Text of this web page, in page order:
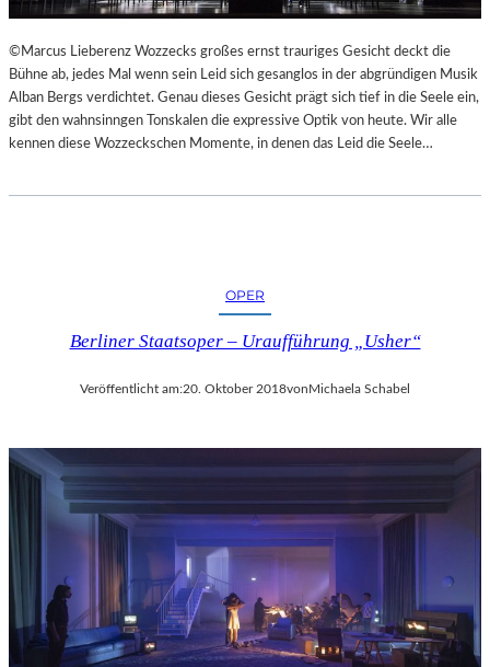
L
S
Ä
U
L
E
G
©Marcus Lieberenz Wozzecks großes ernst trauriges Gesicht deckt die
Bühne ab, jedes Mal wenn sein Leid sich gesanglos in der abgründigen Musik
Alban Bergs verdichtet. Genau dieses Gesicht prägt sich tief in die Seele ein,
gibt den wahnsinngen Tonskalen die expressive Optik von heute. Wir alle
kennen diese Wozzeckschen Momente, in denen das Leid die Seele…
OPER
Berliner Staatsoper – Uraufführung „Usher“
Veröffentlicht am:20. Oktober 2018vonMichaela Schabel